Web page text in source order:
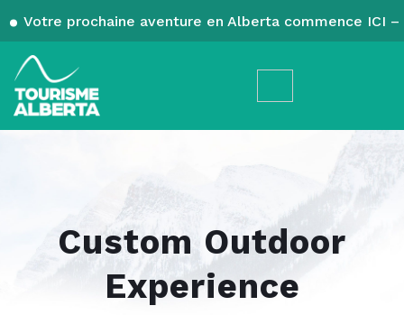
Votre prochaine aventure en Alberta commence ICI
Custom Outdoor
Experience